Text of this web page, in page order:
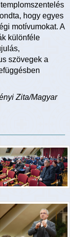
hogy egyes
motívumokat. A
különféle
szövegek a
Zita/Magyar